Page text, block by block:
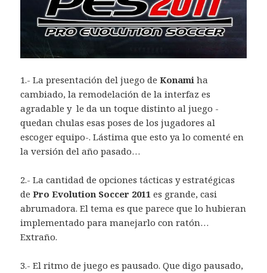
1.- La presentación del juego deKonami ha
cambiado, la remodelación de la interfaz es
agradable y le da un toque distinto al juego -
quedan chulas esas poses de los jugadores al
escoger equipo-. Lástima que esto ya lo comenté en
la versión del año pasado…
2.- La cantidad de opciones tácticas y estratégicas
dePro Evolution Soccer 2011es grande, casi
abrumadora. El tema es que parece que lo hubieran
implementado para manejarlo con ratón…
Extraño.
3.- El ritmo de juego es pausado. Que digo pausado,